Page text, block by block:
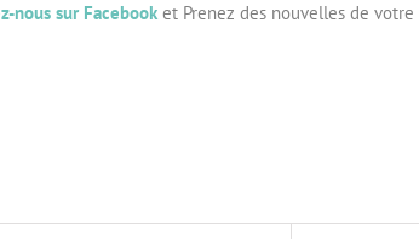
nous sur Facebooket Prenez des nouvelles de votre